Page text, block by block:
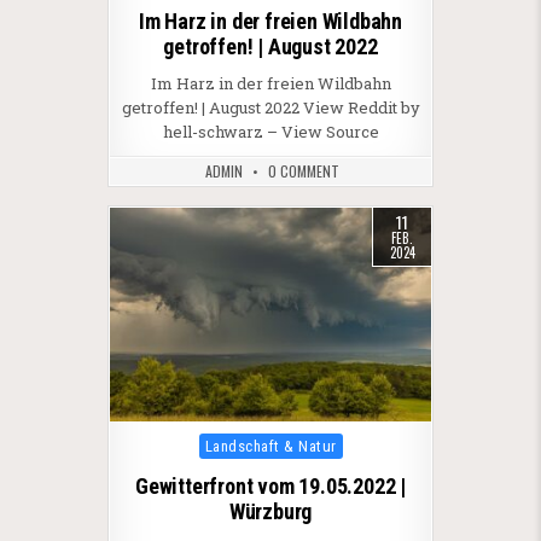
Im Harz in der freien Wildbahn
getroffen! | August 2022
Im Harz in der freien Wildbahn
getroffen! | August 2022 View Reddit by
hell-schwarz – View Source
ADMIN 0 COMMENT
11
FEB.
2024
Posted in
Landschaft & Natur
Gewitterfront vom 19.05.2022 |
Würzburg